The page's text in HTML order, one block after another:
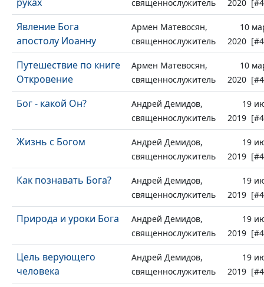
священнослужитель
2020
Явление Бога
апостолу Иоанну
Армен Матевосян,
священнослужитель
10
2020
Путешествие по книге
Откровение
Армен Матевосян,
священнослужитель
10
2020
Бог - какой Он?
Андрей Демидов,
священнослужитель
19
2019
Жизнь с Богом
Андрей Демидов,
священнослужитель
19
2019
Как познавать Бога?
Андрей Демидов,
священнослужитель
19
2019
Природа и уроки Бога
Андрей Демидов,
священнослужитель
19
2019
Цель верующего
человека
Андрей Демидов,
священнослужитель
19
2019